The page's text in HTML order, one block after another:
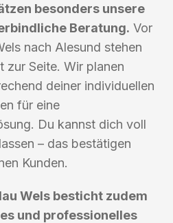
besonders unsere
Beratung. Vor
nach Alesund stehen
zur Seite. Wir planen
deiner individuellen
für eine
Du kannst dich voll
– das bestätigen
Kunden.
Wels besticht zudem
und professionelles